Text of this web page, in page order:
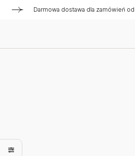
Darmowa dostawa dla zamówień od 300